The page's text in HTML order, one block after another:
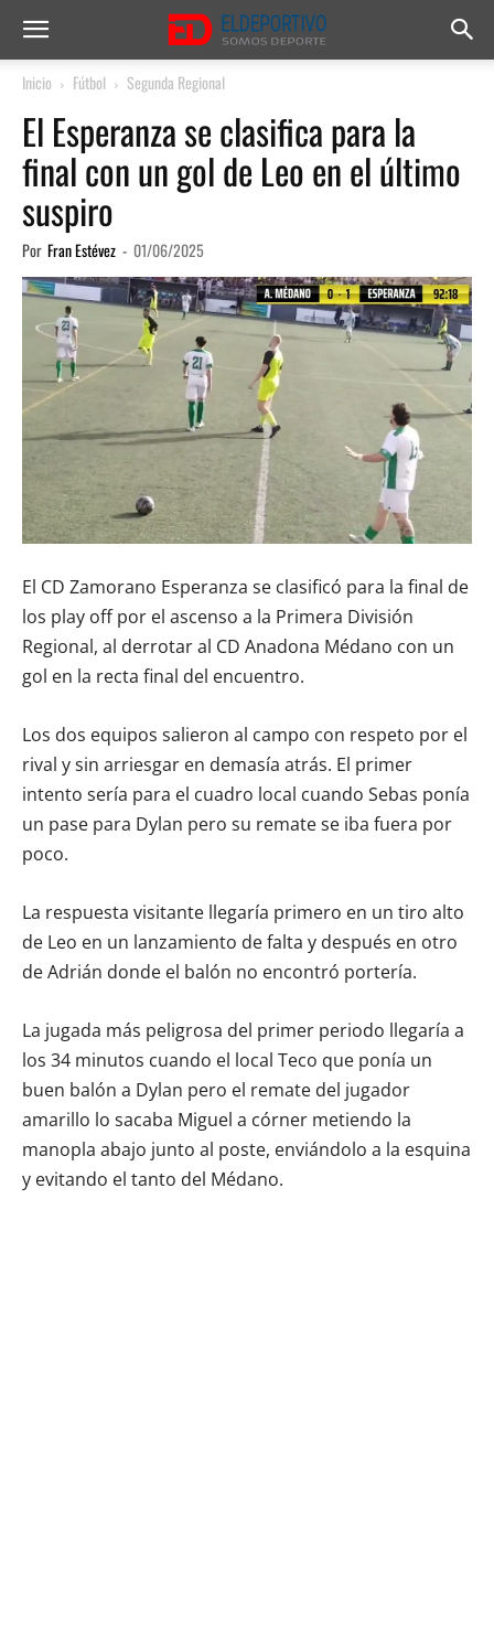
Inicio Fútbol Segunda Regional
El Esperanza se clasifica para la
final con un gol de Leo en el último
suspiro
Por Fran Estévez - 01/06/2025
El CD Zamorano Esperanza se clasificó para la final de
los play off por el ascenso a la Primera División
Regional, al derrotar al CD Anadona Médano con un
gol en la recta final del encuentro.
Los dos equipos salieron al campo con respeto por el
rival y sin arriesgar en demasía atrás. El primer
intento sería para el cuadro local cuando Sebas ponía
un pase para Dylan pero su remate se iba fuera por
poco.
La respuesta visitante llegaría primero en un tiro alto
de Leo en un lanzamiento de falta y después en otro
de Adrián donde el balón no encontró portería.
La jugada más peligrosa del primer periodo llegaría a
los 34 minutos cuando el local Teco que ponía un
buen balón a Dylan pero el remate del jugador
amarillo lo sacaba Miguel a córner metiendo la
manopla abajo junto al poste, enviándolo a la esquina
y evitando el tanto del Médano.